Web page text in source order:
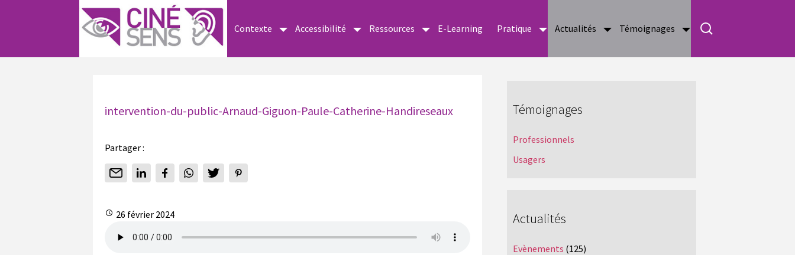
Contexte Accessibilité Ressources E-Learning Pratique Actualités Témoignages
intervention-du-public-Arnaud-Giguon-Paule-Catherine-Handireseaux
Partager :
26 février 2024
Témoignages
Professionnels
Usagers
Actualités
Evènements (125)